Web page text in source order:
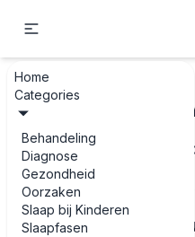
Home
Categories
Behandeling
Diagnose
Gezondheid
Oorzaken
Slaap bij Kinderen
Slaapfasen
Recently updated
Schooltijden en